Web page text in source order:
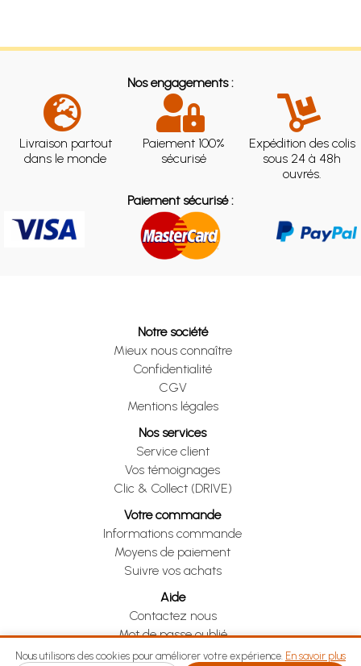
Nos engagements :
Livraison partout
dans le monde
Paiement 100%
sécurisé
Expédition des colis
sous 24 à 48h
ouvrés.
Paiement sécurisé :
Notre société
Mieux nous connaître
Confidentialité
CGV
Mentions légales
Nos services
Service client
Vos témoignages
Clic & Collect (DRIVE)
Votre commande
Informations commande
Moyens de paiement
Suivre vos achats
Aide
Contactez nous
Mot de passe oublié
Je me rétracte
Nous utilisons des cookies pour améliorer votre expérience. En savoir plus